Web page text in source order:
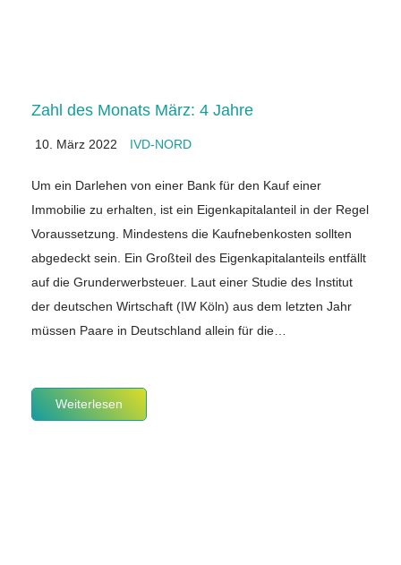
Zahl des Monats März: 4 Jahre
10. März 2022 IVD-NORD
Um ein Darlehen von einer Bank für den Kauf einer
Immobilie zu erhalten, ist ein Eigenkapitalanteil in der Regel
Voraussetzung. Mindestens die Kaufnebenkosten sollten
abgedeckt sein. Ein Großteil des Eigenkapitalanteils entfällt
auf die Grunderwerbsteuer. Laut einer Studie des Institut
der deutschen Wirtschaft (IW Köln) aus dem letzten Jahr
müssen Paare in Deutschland allein für die…
Weiterlesen